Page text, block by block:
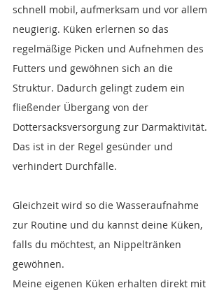
schnell mobil, aufmerksam und vor allem
neugierig. Küken erlernen so das
regelmäßige Picken und Aufnehmen des
Futters und gewöhnen sich an die
Struktur. Dadurch gelingt zudem ein
fließender Übergang von der
Dottersacksversorgung zur Darmaktivität.
Das ist in der Regel gesünder und
verhindert Durchfälle.
Gleichzeit wird so die Wasseraufnahme
zur Routine und du kannst deine Küken,
falls du möchtest, an Nippeltränken
gewöhnen.
Meine eigenen Küken erhalten direkt mit